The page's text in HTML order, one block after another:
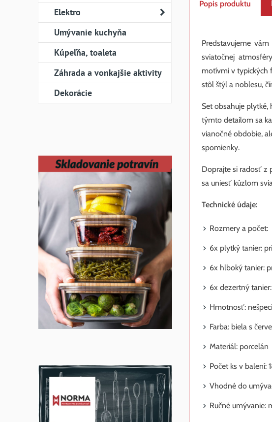
Elektro
Umývanie kuchyňa
Kúpeľňa, toaleta
Záhrada a vonkajšie aktivity
Dekorácie
Popis produktu
Predstavujeme
sviatočnej
motívmi v typických
stôl štýl a noblesu,
Set obsahuje
týmto detailom sa
vianočné obdobie,
spomienky.
Doprajte si radosť z
sa uniesť kúzlom
Technické údaje:
Rozmery a počet:
6x plytký tanier:
6x hlboký tanier:
6x dezertný
Hmotnosť:
Farba: biela s
Materiál: porcelán
Počet ks v balení:
Vhodné do
Ručné umývanie: